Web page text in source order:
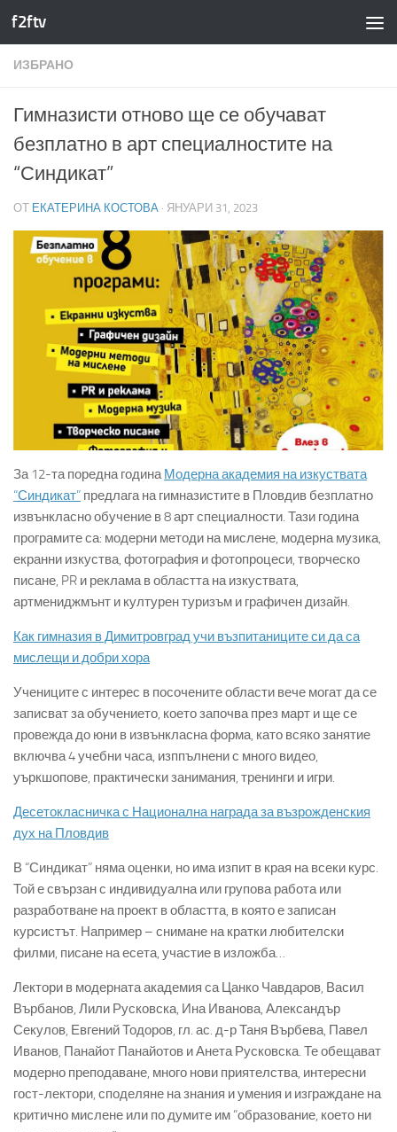
Към съдържанието
f2ftv
ИЗБРАНО
Гимназисти отново ще се обучават
безплатно в арт специалностите на
“Синдикат”
ОТ ЕКАТЕРИНА КОСТОВА · ЯНУАРИ 31, 2023
За 12-та поредна годинаМодерна академия на изкуствата
“Синдикат” предлага на гимназистите в Пловдив безплатно
извънкласно обучение в 8 арт специалности. Тази година
програмите са: модерни методи на мислене, модерна музика,
екранни изкуства, фотография и фотопроцеси, творческо
писане, PR и реклама в областта на изкуствата,
артмениджмънт и културен туризъм и графичен дизайн.
Как гимназия в Димитровград учи възпитаниците си да са
мислещи и добри хора
Учениците с интерес в посочените области вече могат да се
записват за обучението, което започва през март и ще се
провежда до юни в извънкласна форма, като всяко занятие
включва 4 учебни часа, изппълнени с много видео,
уъркшопове, практически занимания, тренинги и игри.
Десетокласничка с Национална награда за възрожденския
дух на Пловдив
В “Синдикат” няма оценки, но има изпит в края на всеки курс.
Той е свързан с индивидуална или групова работа или
разработване на проект в областта, в която е записан
курсистът. Например – снимане на кратки любителски
филми, писане на есета, участие в изложба…
Лектори в модерната академия са Цанко Чавдаров, Васил
Върбанов, Лили Русковска, Ина Иванова, Александър
Секулов, Евгений Тодоров, гл. ас. д-р Таня Върбева, Павел
Иванов, Панайот Панайотов и Анета Русковска. Те обещават
модерно преподаване, много нови приятелства, интересни
гост-лектори, споделяне на знания и умения и изграждане на
критично мислене или по думите им “образование, което ни